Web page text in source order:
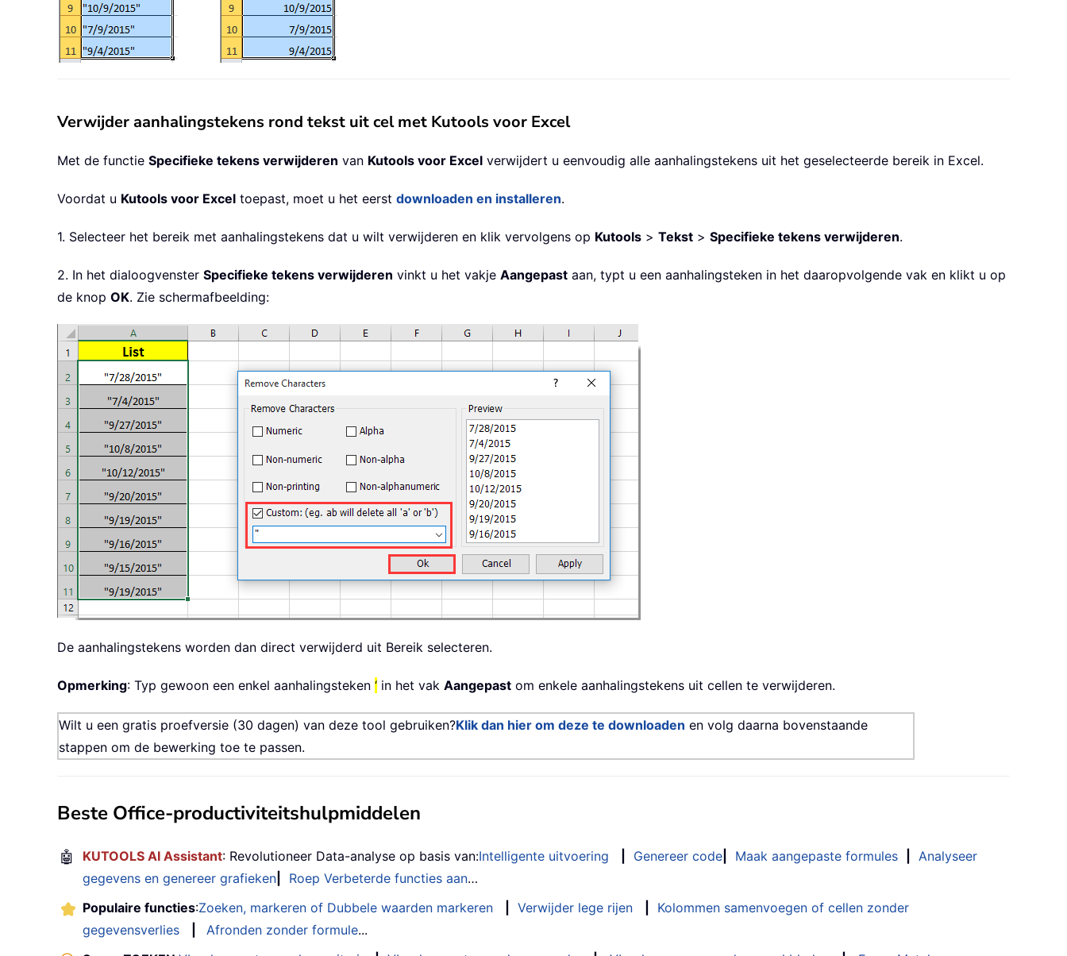
Verwijder aanhalingstekens rond tekst uit cel met Kutools voor Excel
Met de functie Specifieke tekens verwijderen van Kutools voor Excel verwijdert u eenvoudig alle aanhalingstekens uit het geselecteerde bereik in Excel.
Voordat u Kutools voor Excel toepast, moet u het eerst downloaden en installeren.
1. Selecteer het bereik met aanhalingstekens dat u wilt verwijderen en klik vervolgens op Kutools > Tekst > Specifieke tekens verwijderen.
2. In het dialoogvenster Specifieke tekens verwijderen vinkt u het vakje Aangepast aan, typt u een aanhalingsteken in het daaropvolgende vak en klikt u op
de knop OK. Zie schermafbeelding:
De aanhalingstekens worden dan direct verwijderd uit Bereik selecteren.
Opmerking: Typ gewoon een enkel aanhalingsteken ‘ in het vak Aangepast om enkele aanhalingstekens uit cellen te verwijderen.
Wilt u een gratis proefversie (30 dagen) van deze tool gebruiken?Klik dan hier om deze te downloaden en volg daarna bovenstaande
stappen om de bewerking toe te passen.
Beste Office-productiviteitshulpmiddelen
🤖 KUTOOLS AI Assistant: Revolutioneer Data-analyse op basis van:Intelligente uitvoering Genereer code Maak aangepaste formules
Analyseer
gegevens en genereer grafieken
Roep Verbeterde functies aan…
Populaire functies:Zoeken, markeren of Dubbele waarden markeren Verwijder lege rijen
Kolommen samenvoegen of cellen zonder
gegevensverlies
Afronden zonder formule...